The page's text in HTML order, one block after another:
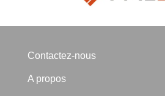
Contactez-nous
A propos